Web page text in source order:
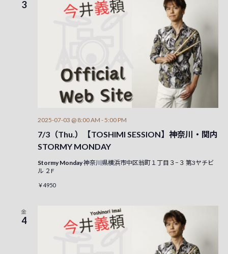
3
7/3（Thu.）【TOSHIMI SESSION】神奈川・関内
STORMY MONDAY
2025-07-03 @ 8:00 AM - 5:00 PM
Stormy Monday神奈川県横浜市中区翁町１丁目３−３ 第3ヤチビ
ル ２F
￥4950
金
4